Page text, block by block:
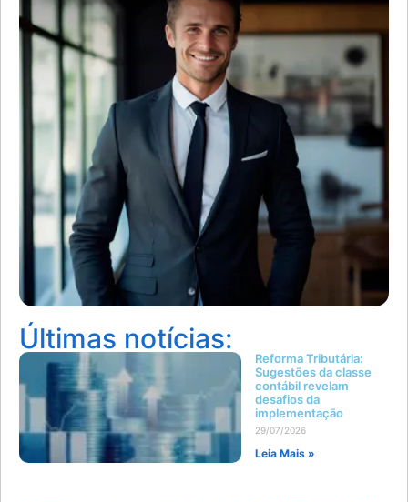
Últimas notícias:
Reforma Tributária:
Sugestões da classe
contábil revelam
desafios da
implementação
29/07/2026
Leia Mais »